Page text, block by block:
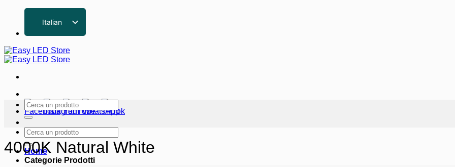
Italian
English
German
Cerca:
Home
Categorie Prodotti
Cerca:
4000K Natural White